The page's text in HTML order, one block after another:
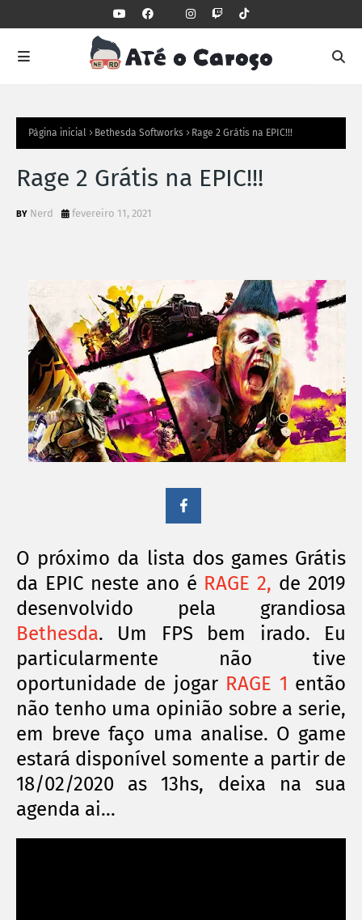
Página inicial Bethesda Softworks Rage 2 Grátis na EPIC!!!
Rage 2 Grátis na EPIC!!!
Nerd fevereiro 11, 2021
O próximo da lista dos games Grátis
da EPIC neste ano é RAGE 2, de 2019
desenvolvido pela grandiosa
Bethesda. Um FPS bem irado. Eu
particularmente não tive
oportunidade de jogar RAGE 1 então
não tenho uma opinião sobre a serie,
em breve faço uma analise. O game
estará disponível somente a partir de
18/02/2020 as 13hs, deixa na sua
agenda ai...